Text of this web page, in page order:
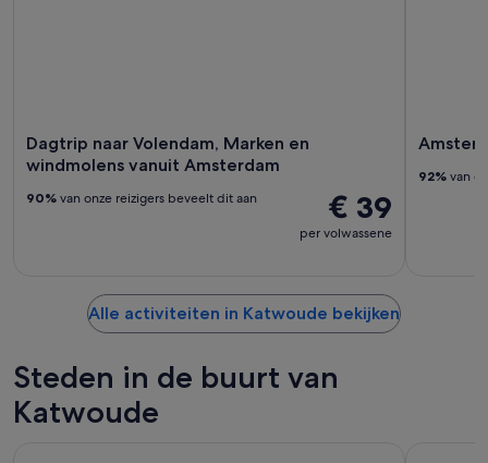
Dagtrip naar Volendam, Marken en
windmolens vanuit Amsterdam
€ 39
per volwassene
90% van onze reizigers beveelt dit aan
92% van
Alle activiteiten in Katwoude bekijken
Steden in de buurt van
Katwoude